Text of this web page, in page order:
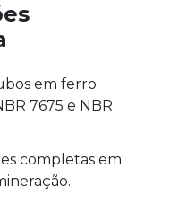
em ferro
7675 e NBR
completas em